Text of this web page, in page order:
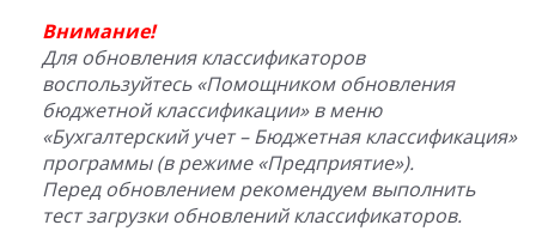
Внимание!
Для обновления классификаторов
воспользуйтесь «Помощником обновления
бюджетной классификации» в меню
«Бухгалтерский учет – Бюджетная классификация»
программы (в режиме «Предприятие»).
Перед обновлением рекомендуем выполнить
тест загрузки обновлений классификаторов.